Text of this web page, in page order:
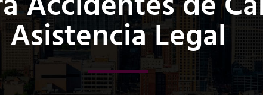
Asistencia Legal